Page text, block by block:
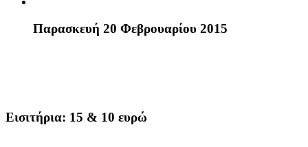
Παρασκευή 20 Φεβρουαρίου 2015
Εισιτήρια: 15 & 10 ευρώ